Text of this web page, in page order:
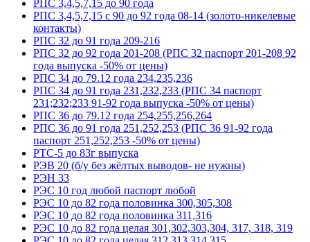
РПС 3,4,5,7,15 до 90 года
РПС 3,4,5,7,15 с 90 до 92 года 08-14 (золото-никелевые
контакты)
РПС 32 до 91 года 209-216
РПС 32 до 92 года 201-208 (РПС 32 паспорт 201-208 92
года выпуска -50% от цены)
РПС 34 до 79.12 года 234,235,236
РПС 34 до 91 года 231,232,233 (РПС 34 паспорт
231;232;233 91-92 года выпуска -50% от цены)
РПС 36 до 79.12 года 254,255,256,264
РПС 36 до 91 года 251,252,253 (РПС 36 91-92 года
паспорт 251,252,253 -50% от цены)
РТС-5 до 83г выпуска
РЭВ 20 (б/у без жёлтых выводов- не нужны)
РЭН 33
РЭС 10 год любой паспорт любой
РЭС 10 до 82 года половинка 300,305,308
РЭС 10 до 82 года половинка 311,316
РЭС 10 до 82 года целая 301,302,303,304, 317, 318, 319